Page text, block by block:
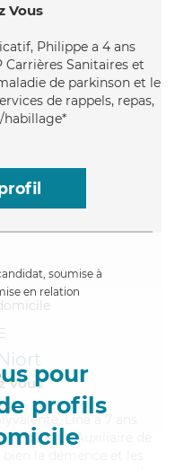
Vous
Philippe a 4 ans
Carrières Sanitaires et
de parkinson et le
de rappels, repas,
soumise à
en relation
pour
profils
Niort
Vous
Lina a 7 ans
d'État d'Auxiliaire de